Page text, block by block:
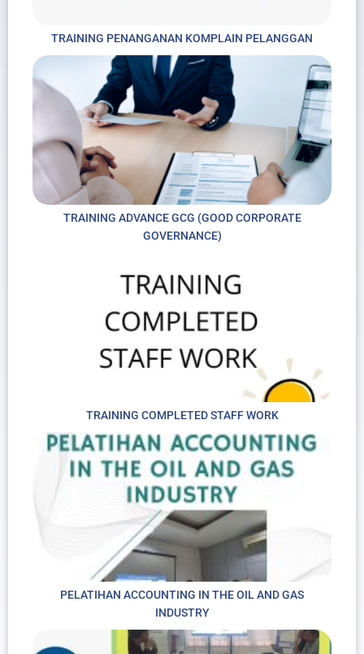
TRAINING PENANGANAN KOMPLAIN PELANGGAN
TRAINING ADVANCE GCG (GOOD CORPORATE
GOVERNANCE)
TRAINING COMPLETED STAFF WORK
PELATIHAN ACCOUNTING IN THE OIL AND GAS
INDUSTRY